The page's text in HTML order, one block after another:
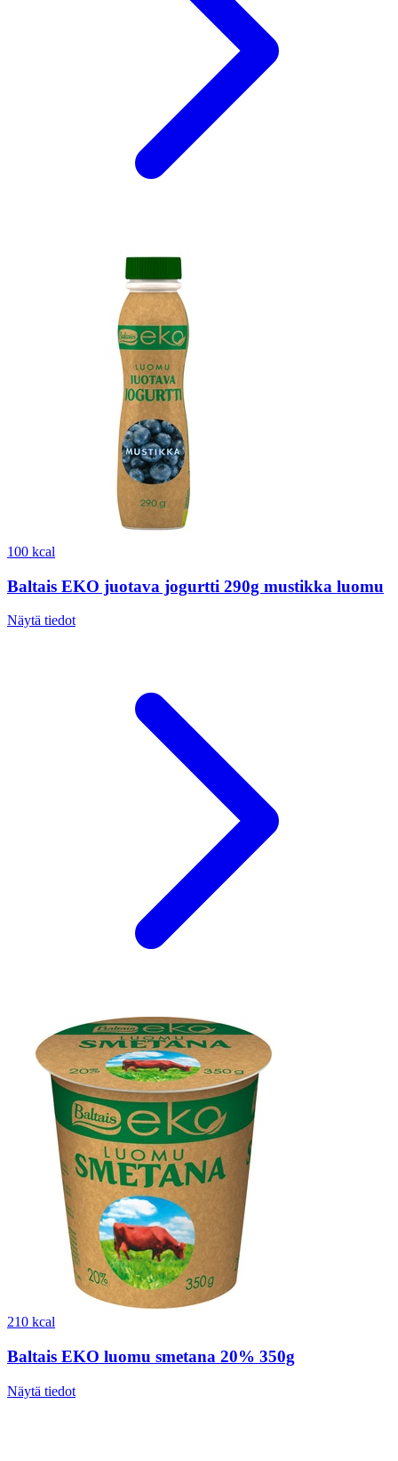
100 kcal
Baltais EKO juotava jogurtti 290g mustikka luomu
Näytä tiedot
210 kcal
Baltais EKO luomu smetana 20% 350g
Näytä tiedot